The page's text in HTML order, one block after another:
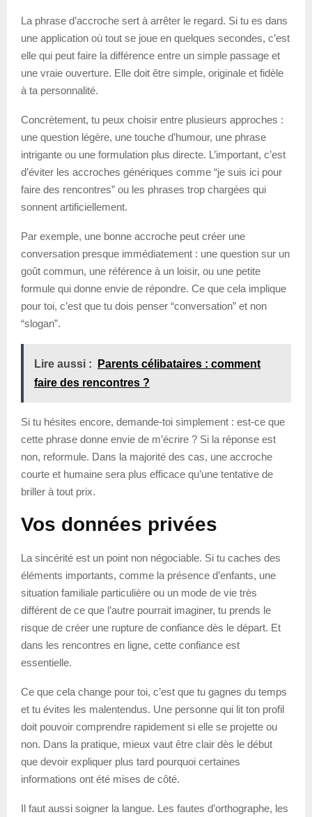
La phrase d’accroche sert à arrêter le regard. Si tu es dans
une application où tout se joue en quelques secondes, c’est
elle qui peut faire la différence entre un simple passage et
une vraie ouverture. Elle doit être simple, originale et fidèle
à ta personnalité.
Concrètement, tu peux choisir entre plusieurs approches :
une question légère, une touche d’humour, une phrase
intrigante ou une formulation plus directe. L’important, c’est
d’éviter les accroches génériques comme “je suis ici pour
faire des rencontres” ou les phrases trop chargées qui
sonnent artificiellement.
Par exemple, une bonne accroche peut créer une
conversation presque immédiatement : une question sur un
goût commun, une référence à un loisir, ou une petite
formule qui donne envie de répondre. Ce que cela implique
pour toi, c’est que tu dois penser “conversation” et non
“slogan”.
Lire aussi :
Parents célibataires : comment
faire des rencontres ?
Si tu hésites encore, demande-toi simplement : est-ce que
cette phrase donne envie de m’écrire ? Si la réponse est
non, reformule. Dans la majorité des cas, une accroche
courte et humaine sera plus efficace qu’une tentative de
briller à tout prix.
Vos données privées
La sincérité est un point non négociable. Si tu caches des
éléments importants, comme la présence d’enfants, une
situation familiale particulière ou un mode de vie très
différent de ce que l’autre pourrait imaginer, tu prends le
risque de créer une rupture de confiance dès le départ. Et
dans les rencontres en ligne, cette confiance est
essentielle.
Ce que cela change pour toi, c’est que tu gagnes du temps
et tu évites les malentendus. Une personne qui lit ton profil
doit pouvoir comprendre rapidement si elle se projette ou
non. Dans la pratique, mieux vaut être clair dès le début
que devoir expliquer plus tard pourquoi certaines
informations ont été mises de côté.
Il faut aussi soigner la langue. Les fautes d’orthographe, les